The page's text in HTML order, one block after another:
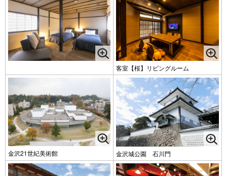
客室【桜】リビングルーム
金沢21世紀美術館 金沢城公園 石川門